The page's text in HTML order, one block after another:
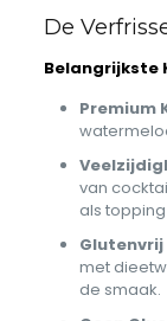
De
Belangrijkste
Premium
van
als
met
de smaak.